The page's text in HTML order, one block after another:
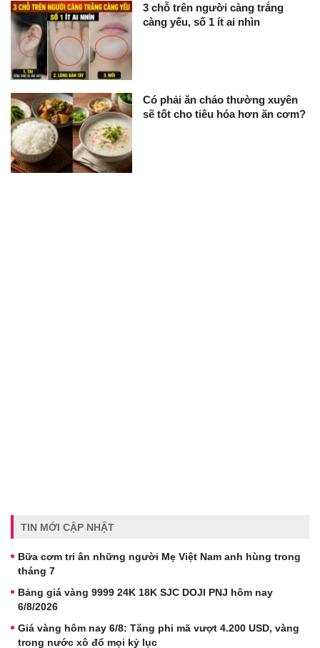
3 chỗ trên người càng trắng
càng yếu, số 1 ít ai nhìn
Có phải ăn cháo thường xuyên
sẽ tốt cho tiêu hóa hơn ăn cơm?
TIN MỚI CẬP NHẬT
Bữa cơm tri ân những người Mẹ Việt Nam anh hùng trong
tháng 7
Bảng giá vàng 9999 24K 18K SJC DOJI PNJ hôm nay
6/8/2026
Giá vàng hôm nay 6/8: Tăng phi mã vượt 4.200 USD, vàng
trong nước xô đổ mọi kỷ lục